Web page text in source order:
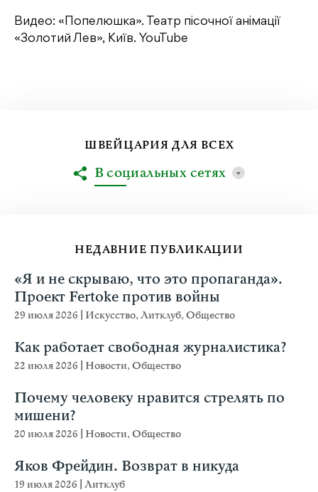
Видео: «Попелюшка». Театр пісочної анімації
«Золотий Лев», Київ. YouTube
НЕДАВНИЕ ПУБЛИКАЦИИ
«Я и не скрываю, что это пропаганда».
Проект Fertoke против войны
29 июля 2026 Искусство,Литклуб,Общество
Как работает свободная журналистика?
22 июля 2026 Новости,Общество
Почему человеку нравится стрелять по
мишени?
20 июля 2026 Новости,Общество
Яков Фрейдин. Возврат в никуда
19 июля 2026 Литклуб
ШВЕЙЦАРИЯ ДЛЯ ВСЕХ
В социальных сетях